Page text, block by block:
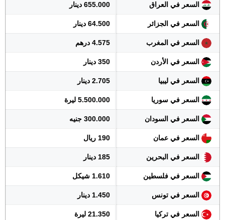
السعر في العراق 655.000 دينار
السعر في الجزائر 64.500 دينار
السعر في المغرب 4.575 درهم
السعر في الأردن 350 دينار
السعر في ليبيا 2.705 دينار
السعر في سوريا 5.500.000 ليرة
السعر في السودان 300.000 جنيه
السعر في عمان 190 ريال
السعر في البحرين 185 دينار
السعر في فلسطين 1.610 شيكل
السعر في تونس 1.450 دينار
السعر في تركيا 21.350 ليرة